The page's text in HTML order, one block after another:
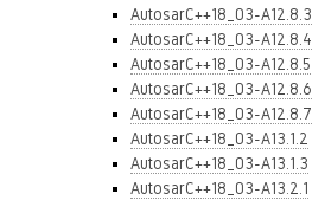
AutosarC++18_03-A12.8.3
AutosarC++18_03-A12.8.4
AutosarC++18_03-A12.8.5
AutosarC++18_03-A12.8.6
AutosarC++18_03-A12.8.7
AutosarC++18_03-A13.1.2
AutosarC++18_03-A13.1.3
AutosarC++18_03-A13.2.1